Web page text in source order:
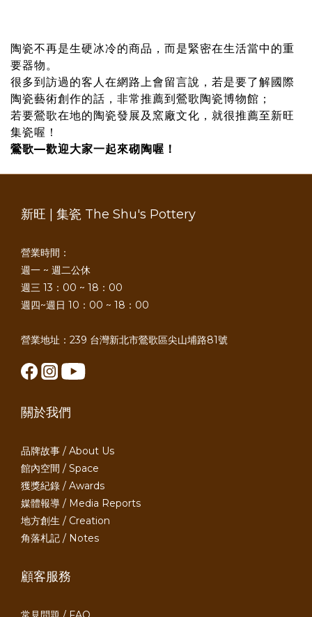
陶瓷不再是生硬冰冷的商品，而是緊密在生活當中的重
要器物。
很多到訪過的客人在網路上會留言說，若是要了解國際
陶瓷藝術創作的話，非常推薦到鶯歌陶瓷博物館；
若要鶯歌在地的陶瓷發展及窯廠文化，就很推薦至新旺
集瓷喔！
鶯歌—歡迎大家一起來砌陶喔！
新旺 | 集瓷 The Shu's Pottery
營業時間：
週一 ~ 週二公休
週三 13：00 ~ 18：00
週四~週日 10：00 ~ 18：00
營業地址：239 台灣新北市鶯歌區尖山埔路81號
關於我們
品牌故事 / About Us
館內空間 / Space
獲獎紀錄 / Awards
媒體報導 / Media Reports
地方創生 / Creation
角落札記 / Notes
顧客服務